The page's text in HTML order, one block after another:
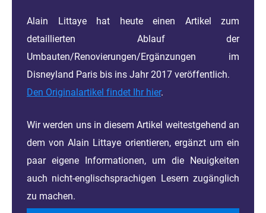
Alain Littaye hat heute einen Artikel zum
detaillierten Ablauf der
Umbauten/Renovierungen/Ergänzungen im
Disneyland Paris bis ins Jahr 2017 veröffentlich.
Den Originalartikel findet Ihr hier.
Wir werden uns in diesem Artikel weitestgehend an
dem von Alain Littaye orientieren, ergänzt um ein
paar eigene Informationen, um die Neuigkeiten
auch nicht-englischsprachigen Lesern zugänglich
zu machen.